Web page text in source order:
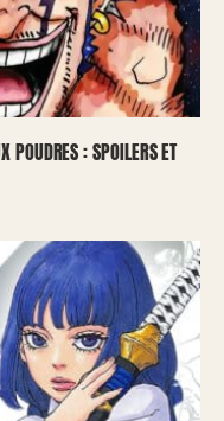
POUDRES : SPOILERS ET